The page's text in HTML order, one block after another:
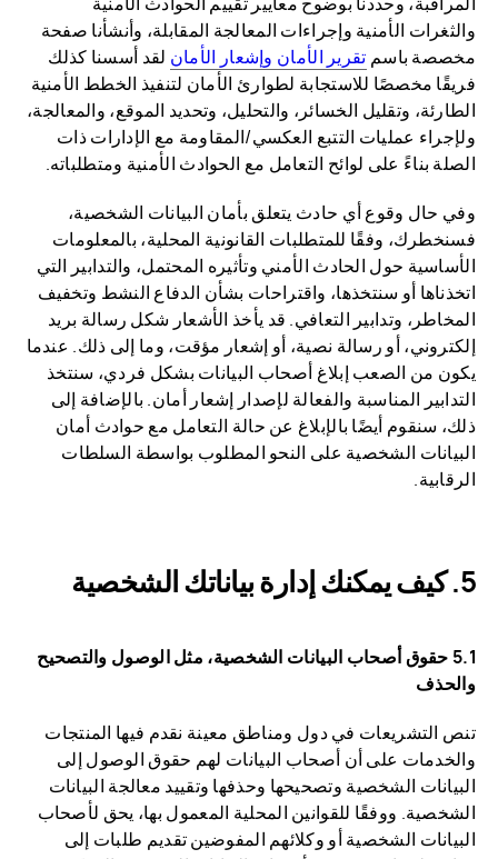
والثغرات الأمنية وإجراءات المعالجة المقابلة، وأنشأنا صفحة
مخصصة باسم تقرير الأمان وإشعار الأمان لقد أسسنا كذلك
فريقًا مخصصًا للاستجابة لطوارئ الأمان لتنفيذ الخطط الأمنية
الطارئة، وتقليل الخسائر، والتحليل، وتحديد الموقع، والمعالجة،
ولإجراء عمليات التتبع العكسي/المقاومة مع الإدارات ذات
الصلة بناءً على لوائح التعامل مع الحوادث الأمنية ومتطلباته.
وفي حال وقوع أي حادث يتعلق بأمان البيانات الشخصية،
فسنخطرك، وفقًا للمتطلبات القانونية المحلية، بالمعلومات
الأساسية حول الحادث الأمني وتأثيره المحتمل، والتدابير التي
اتخذناها أو سنتخذها، واقتراحات بشأن الدفاع النشط وتخفيف
المخاطر، وتدابير التعافي. قد يأخذ الأشعار شكل رسالة بريد
إلكتروني، أو رسالة نصية، أو إشعار مؤقت، وما إلى ذلك. عندما
يكون من الصعب إبلاغ أصحاب البيانات بشكل فردي، سنتخذ
التدابير المناسبة والفعالة لإصدار إشعار أمان. بالإضافة إلى
ذلك، سنقوم أيضًا بالإبلاغ عن حالة التعامل مع حوادث أمان
البيانات الشخصية على النحو المطلوب بواسطة السلطات
الرقابية.
كيف يمكنك إدارة بياناتك الشخصية
5.1 حقوق أصحاب البيانات الشخصية، مثل الوصول والتصحيح
والحذف
تنص التشريعات في دول ومناطق معينة نقدم فيها المنتجات
والخدمات على أن أصحاب البيانات لهم حقوق الوصول إلى
البيانات الشخصية وتصحيحها وحذفها وتقييد معالجة البيانات
الشخصية. ووفقًا للقوانين المحلية المعمول بها، يحق لأصحاب
البيانات الشخصية أو وكلائهم المفوضين تقديم طلبات إلى